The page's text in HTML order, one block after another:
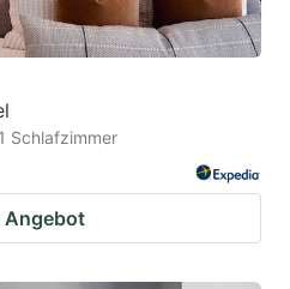
Schlafzimmer
Angebot